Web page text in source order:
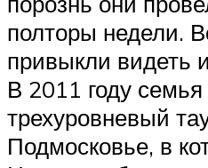
полторы недели.
привыкли видеть
В 2011 году
трехуровневый
Подмосковье, в